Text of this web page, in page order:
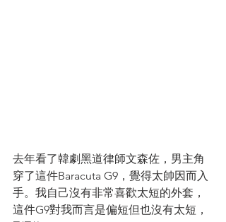
去年看了韓劇黑道律師文森佐，男主角
穿了這件Baracuta G9，覺得太帥因而入
手。我自己沒有非常喜歡太短的外套，
這件G9對我而言是偏短但也沒有太短，